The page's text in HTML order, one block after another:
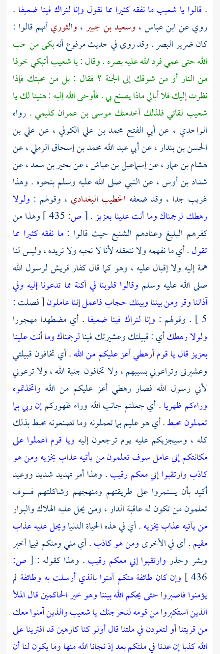
. قالوا يا شعيب ما نفقه كثيرا مما تقول وإنا لنراك فينا ضعيفا .
روي عنابن عباس، وسعيد بن جبير، والثوريأنهم قالوا :
كان ضرير البصر . وقد روي في حديث مرفوع أنهبكى من حب
الله حتى عمي فرد الله عليه بصره . وقال : ياشعيبأتبكي خوفا
من النار أو من شوقك إلى الجنة ؟ فقال : بل من محبتك فإذا
نظرت إليك فلا أبالي ماذا يصنع بي . فأوحى الله إليه : هنيئا لك يا
شعيب لقائي فلذلك أخدمتك موسى بن عمرانكليمي . رواه
الواحدي ، عنأبي الفتح محمد بن علي الكوفي ، عن علي بن
الحسن بن بندار، عنأبي عبد الله محمد بن إسحاق الرملي، عن
هشام بن عمار، عنإسماعيل بن عياش، عنبحير بن سعد، عن
شداد بن أوس، عن النبي صلى الله عليه وسلم بنحوه . وهذا
غريب جدا ، وقد ضعفه الخطيب البغدادي ، وقولهم : ولولا
رهطك لرجمناك وما أنت علينا بعزيز.
[ص:
وهذا من
كفرهم البليغ وعنادهم الشنيع حيث قالوا :ما نفقه كثيرا مما
تقول. أي ما نفهمه ولا نتعقله لأنا لا نحبه ولا نريده ، وليس لنا
همة إليه ولا إقبال عليه ، وهو كما قال كفارقريشلرسول الله
صلى الله عليه وسلم وقالوا قلوبنا في أكنة مما تدعونا إليه وفي
آذاننا وقر ومن بيننا وبينك حجاب فاعمل إننا عاملون[ فصلت :
5 ] . وقولهم :
وإنا لنراك فينا ضعيفا . أي مضطهدا مهجورا
ولولا رهطكأي : قبيلتك وعشيرتك فينالرجمناك وما أنت علينا
بعزيز قال يا قوم أرهطي أعز عليكم من الله. أي تخافون قبيلتي
وعشيرتي وتراعوني بسببهم ، ولا تخافون جنبة الله ، ولا ترعوني
لأني رسول الله فصار رهطي أعز عليكم من الله واتخذتموه
وراءكم ظهريا. أي جعلتم جانب الله وراء ظهوركمإن ربي بما
تعملون محيط. أي هو عليم بما تعملونه وما تصنعونه محيط بذلك
كله ، وسيجزيكم عليه يوم ترجعون إليه ويا قوم اعملوا على
مكانتكم إني عامل سوف تعلمون من يأتيه عذاب يخزيه ومن هو
كاذب وارتقبوا إني معكم رقيب. وهذا أمر تهديد شديد ووعيد
أكيد بأن يستمروا على طريقتهم ومنهجهم وشاكلتهم فسوف
تعلمون من تكون له عاقبة الدار ، ومن يحل عليه الهلاك والبوار
من يأتيه عذاب يخزيه. أي في هذه الحياة الدنياويحل عليه عذاب
مقيم. أي في الأخرىومن هو كاذب. أي مني ومنكم فيما أخبر
وبشر وحذر وارتقبوا إني معكم رقيب . وهذا كقوله : [ ص:
436 ] وإن كان طائفة منكم آمنوا بالذي أرسلت به وطائفة لم
يؤمنوا فاصبروا حتى يحكم الله بيننا وهو خير الحاكمين قال الملأ
الذين استكبروا من قومه لنخرجنك يا شعيب والذين آمنوا معك
من قريتنا أو لتعودن في ملتنا قال أولو كنا كارهين قد افترينا على
الله كذبا إن عدنا في ملتكم بعد إذ نجانا الله منها وما يكون لنا أن